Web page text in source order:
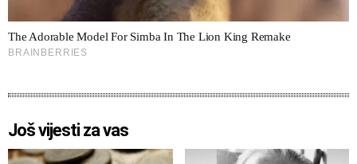
Još vijesti za vas